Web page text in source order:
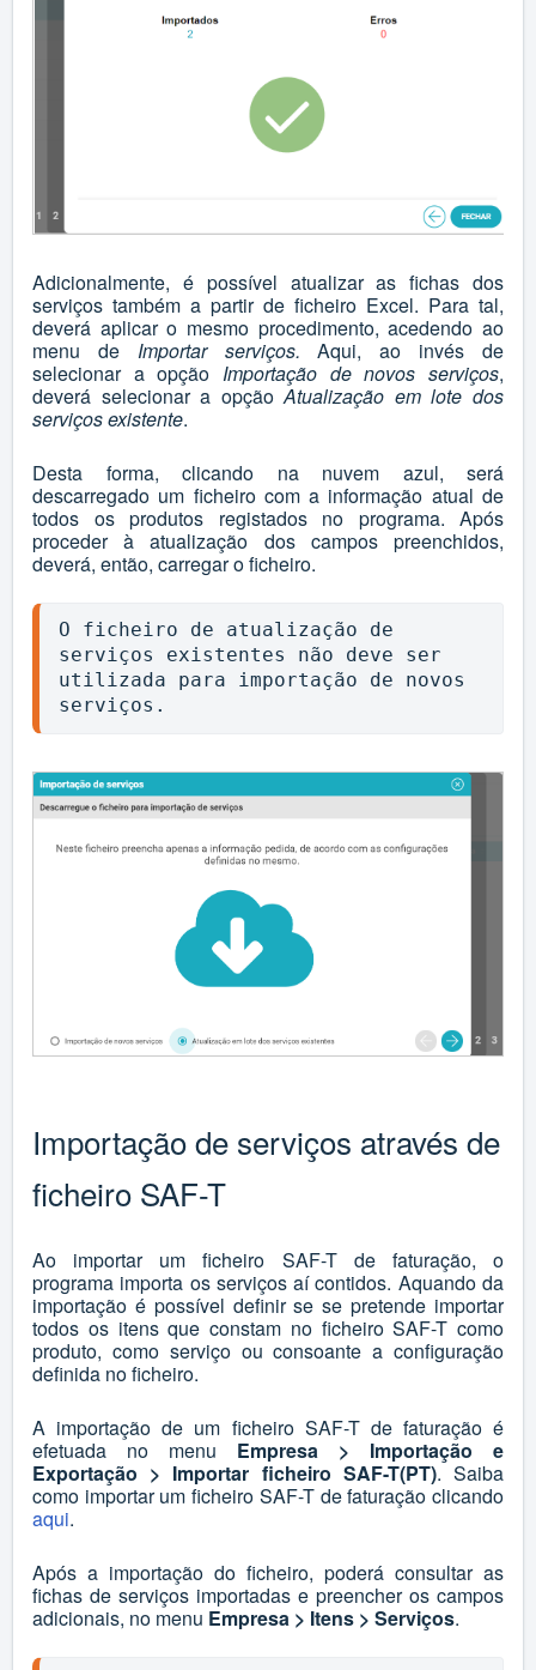
Adicionalmente, é possível atualizar as fichas dos
serviços também a partir de ficheiro Excel. Para tal,
deverá aplicar o mesmo procedimento, acedendo ao
menu de Importar serviços.Aqui, ao invés de
selecionar a opção Importação de novos serviços,
deverá selecionar a opçãoAtualização em lote dos
serviços existente.
Desta forma, clicando na nuvem azul, será
descarregado um ficheiro com a informação atual de
todos os produtos registados no programa. Após
proceder à atualização dos campos preenchidos,
deverá, então, carregar o ficheiro.
O ficheiro de atualização de
serviços existentes não deve ser
utilizada para importação de novos
serviços.
Importação de serviços através de
ficheiro SAF-T
Ao importar um ficheiro SAF-T de faturação, o
programa importa os serviços aí contidos. Aquando da
importação é possível definir se se pretende importar
todos os itens que constam no ficheiro SAF-T como
produto, como serviço ou consoante a configuração
definida no ficheiro.
A importação de um ficheiro SAF-T de faturação é
efetuada no menu Empresa > Importação e
Exportação > Importar ficheiro SAF-T(PT). Saiba
como importar um ficheiro SAF-T de faturação clicando
aqui.
Após a importação do ficheiro, poderá consultar as
fichas de serviços importadas e preencher os campos
adicionais, no menu Empresa > Itens > Serviços.